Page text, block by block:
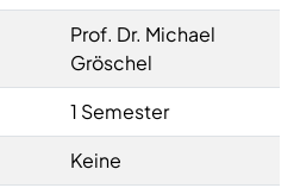
Prof. Dr. Michael
Gröschel
1 Semester
Keine